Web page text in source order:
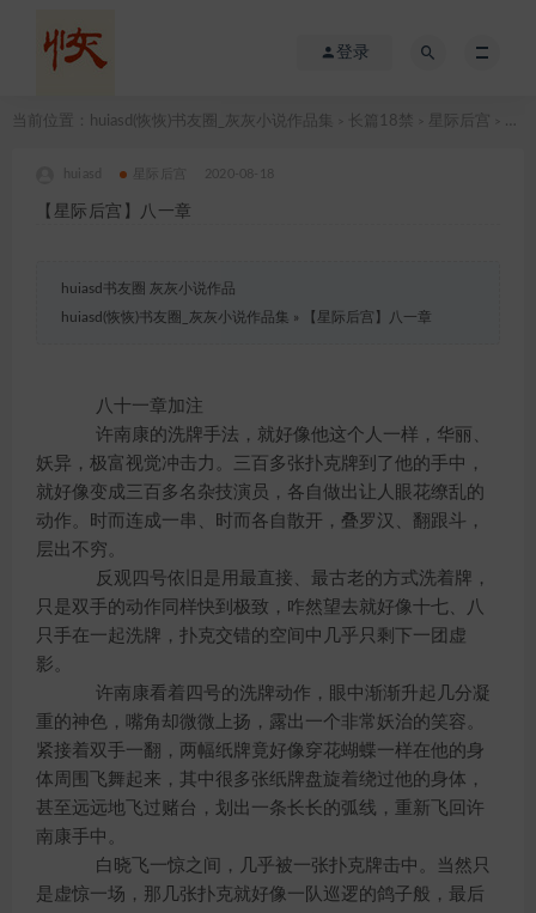
登录
当前位置： huiasd(恢恢)书友圈_灰灰小说作品集 长篇18禁 星际后宫
2020-08-18
【星际后宫】八一章
huiasd书友圈 灰灰小说作品
huiasd(恢恢)书友圈_灰灰小说作品集 » 【星际后宫】八一章
八十一章加注
许南康的洗牌手法，就好像他这个人一样，华丽、
妖异，极富视觉冲击力。三百多张扑克牌到了他的手中，
就好像变成三百多名杂技演员，各自做出让人眼花缭乱的
动作。时而连成一串、时而各自散开，叠罗汉、翻跟斗，
层出不穷。
反观四号依旧是用最直接、最古老的方式洗着牌，
只是双手的动作同样快到极致，咋然望去就好像十七、八
只手在一起洗牌，扑克交错的空间中几乎只剩下一团虚
影。
许南康看着四号的洗牌动作，眼中渐渐升起几分凝
重的神色，嘴角却微微上扬，露出一个非常妖治的笑容。
紧接着双手一翻，两幅纸牌竟好像穿花蝴蝶一样在他的身
体周围飞舞起来，其中很多张纸牌盘旋着绕过他的身体，
甚至远远地飞过赌台，划出一条长长的弧线，重新飞回许
南康手中。
白晓飞一惊之间，几乎被一张扑克牌击中。当然只
是虚惊一场，那几张扑克就好像一队巡逻的鸽子般，最后